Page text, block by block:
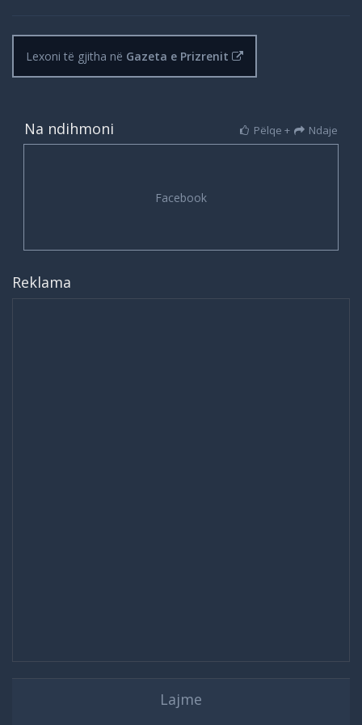
Lexoni të gjitha në Gazeta e Prizrenit
Na ndihmoni Pëlqe + Ndaje
Reklama
Lajme